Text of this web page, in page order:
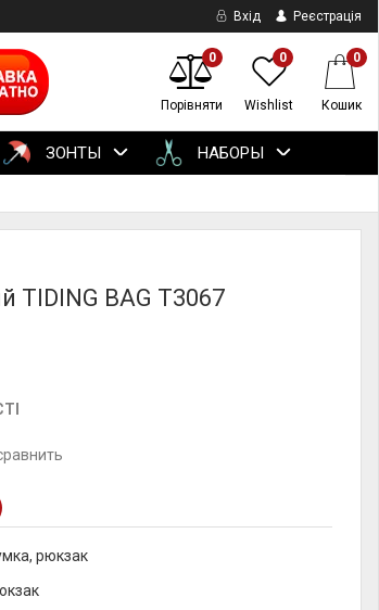
Вхід Реєстрація
0
Порівняти
0
Wishlist
0
Кошик
ЗОНТЫ НАБОРЫ
TIDING BAG T3067
рюкзак